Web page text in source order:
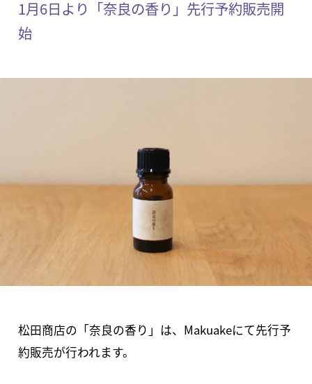
1月6日より「奈良の香り」先行予約販売開
始
松田商店の「奈良の香り」は、Makuakeにて先行予
約販売が行われます。